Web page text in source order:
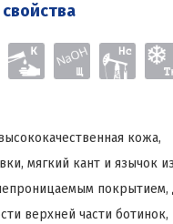
кожа,
мягкий кант и язычок
верхней части ботинок,